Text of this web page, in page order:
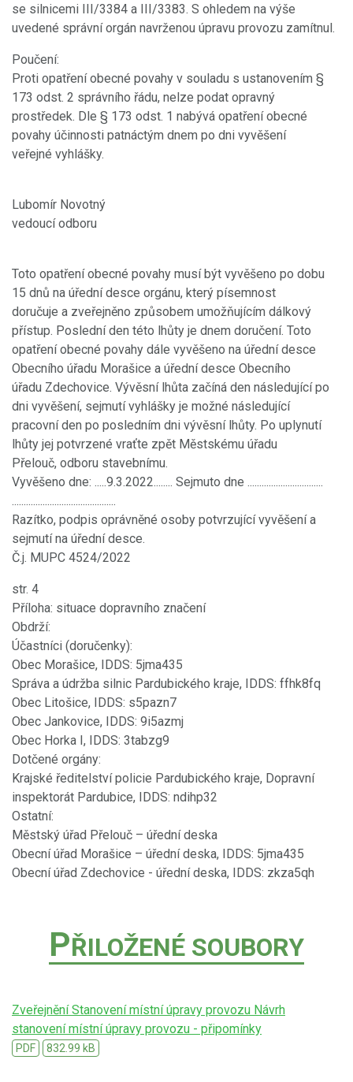
se silnicemi III/3384 a III/3383. S ohledem na výše
uvedené správní orgán navrženou úpravu provozu zamítnul.
Poučení:
Proti opatření obecné povahy v souladu s ustanovením §
173 odst. 2 správního řádu, nelze podat opravný
prostředek. Dle § 173 odst. 1 nabývá opatření obecné
povahy účinnosti patnáctým dnem po dni vyvěšení
veřejné vyhlášky.
Lubomír Novotný
vedoucí odboru
Toto opatření obecné povahy musí být vyvěšeno po dobu
15 dnů na úřední desce orgánu, který písemnost
doručuje a zveřejněno způsobem umožňujícím dálkový
přístup. Poslední den této lhůty je dnem doručení. Toto
opatření obecné povahy dále vyvěšeno na úřední desce
Obecního úřadu Morašice a úřední desce Obecního
úřadu Zdechovice. Vývěsní lhůta začíná den následující po
dni vyvěšení, sejmutí vyhlášky je možné následující
pracovní den po posledním dni vývěsní lhůty. Po uplynutí
lhůty jej potvrzené vraťte zpět Městskému úřadu
Přelouč, odboru stavebnímu.
Vyvěšeno dne: .....9.3.2022........ Sejmuto dne ................................
............................................
Razítko, podpis oprávněné osoby potvrzující vyvěšení a
sejmutí na úřední desce.
Č.j. MUPC 4524/2022
str. 4
Příloha: situace dopravního značení
Obdrží:
Účastníci (doručenky):
Obec Morašice, IDDS: 5jma435
Správa a údržba silnic Pardubického kraje, IDDS: ffhk8fq
Obec Litošice, IDDS: s5pazn7
Obec Jankovice, IDDS: 9i5azmj
Obec Horka I, IDDS: 3tabzg9
Dotčené orgány:
Krajské ředitelství policie Pardubického kraje, Dopravní
inspektorát Pardubice, IDDS: ndihp32
Ostatní:
Městský úřad Přelouč – úřední deska
Obecní úřad Morašice – úřední deska, IDDS: 5jma435
Obecní úřad Zdechovice - úřední deska, IDDS: zkza5qh
PŘILOŽENÉ SOUBORY
Zveřejnění Stanovení místní úpravy provozu Návrh
stanovení místní úpravy provozu - připomínky
PDF 832.99 kB